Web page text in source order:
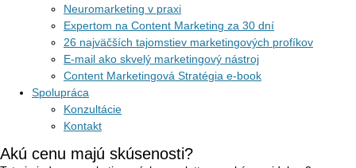
Neuromarketing v praxi
Expertom na Content Marketing za 30 dní
26 najväčších tajomstiev marketingových profíkov
E-mail ako skvelý marketingový nástroj
Content Marketingová Stratégia e-book
Spolupráca
Konzultácie
Kontakt
Akú cenu majú skúsenosti?